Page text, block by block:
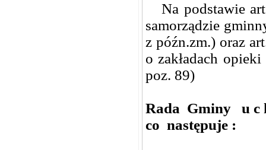
Na podstawie
samorządzie
z późn.zm.) oraz
o zakładach
poz. 89)
Rada Gminy u c
co następuje :